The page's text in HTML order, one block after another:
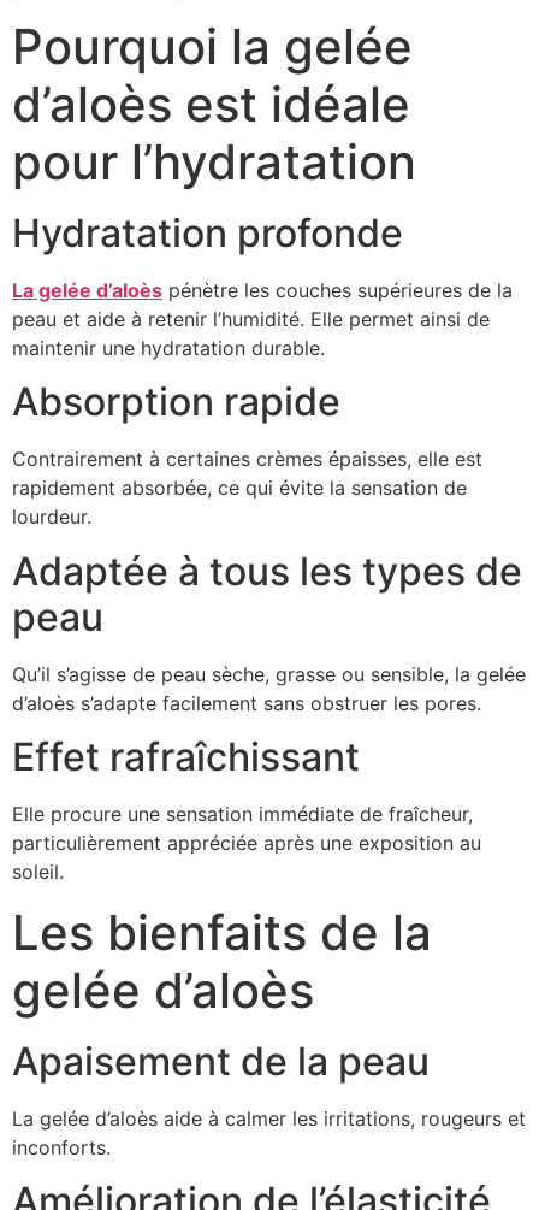
Pourquoi la gelée
d’aloès est idéale
pour l’hydratation
Hydratation profonde
La gelée d’aloès pénètre les couches supérieures de la
peau et aide à retenir l’humidité. Elle permet ainsi de
maintenir une hydratation durable.
Absorption rapide
Contrairement à certaines crèmes épaisses, elle est
rapidement absorbée, ce qui évite la sensation de
lourdeur.
Adaptée à tous les types de
peau
Qu’il s’agisse de peau sèche, grasse ou sensible, la gelée
d’aloès s’adapte facilement sans obstruer les pores.
Effet rafraîchissant
Elle procure une sensation immédiate de fraîcheur,
particulièrement appréciée après une exposition au
soleil.
Les bienfaits de la
gelée d’aloès
Apaisement de la peau
La gelée d’aloès aide à calmer les irritations, rougeurs et
inconforts.